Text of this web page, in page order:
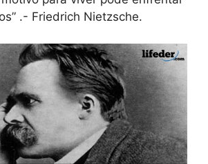
.- Friedrich Nietzsche.